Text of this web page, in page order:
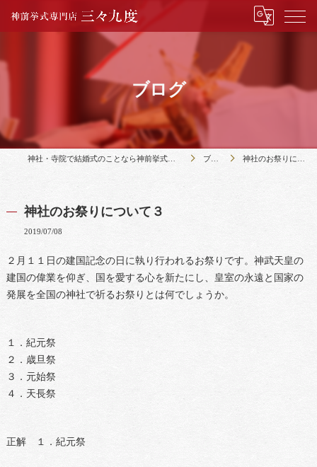
ブログ
神社・寺院で結婚式のことなら神前挙式専門店三々九度 ブログ 神社のお祭りについて３
神社のお祭りについて３
2019/07/08
２月１１日の建国記念の日に執り行われるお祭りです。神武天皇の
建国の偉業を仰ぎ、国を愛する心を新たにし、皇室の永遠と国家の
発展を全国の神社で祈るお祭りとは何でしょうか。
１．紀元祭
２．歳旦祭
３．元始祭
４．天長祭
正解 １．紀元祭